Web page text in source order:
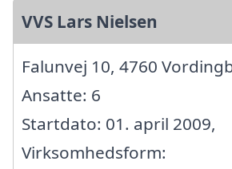
VVS Lars Nielsen
Falunvej 10, 4760
Ansatte: 6
Startdato: 01. april 2009,
Virksomhedsform: